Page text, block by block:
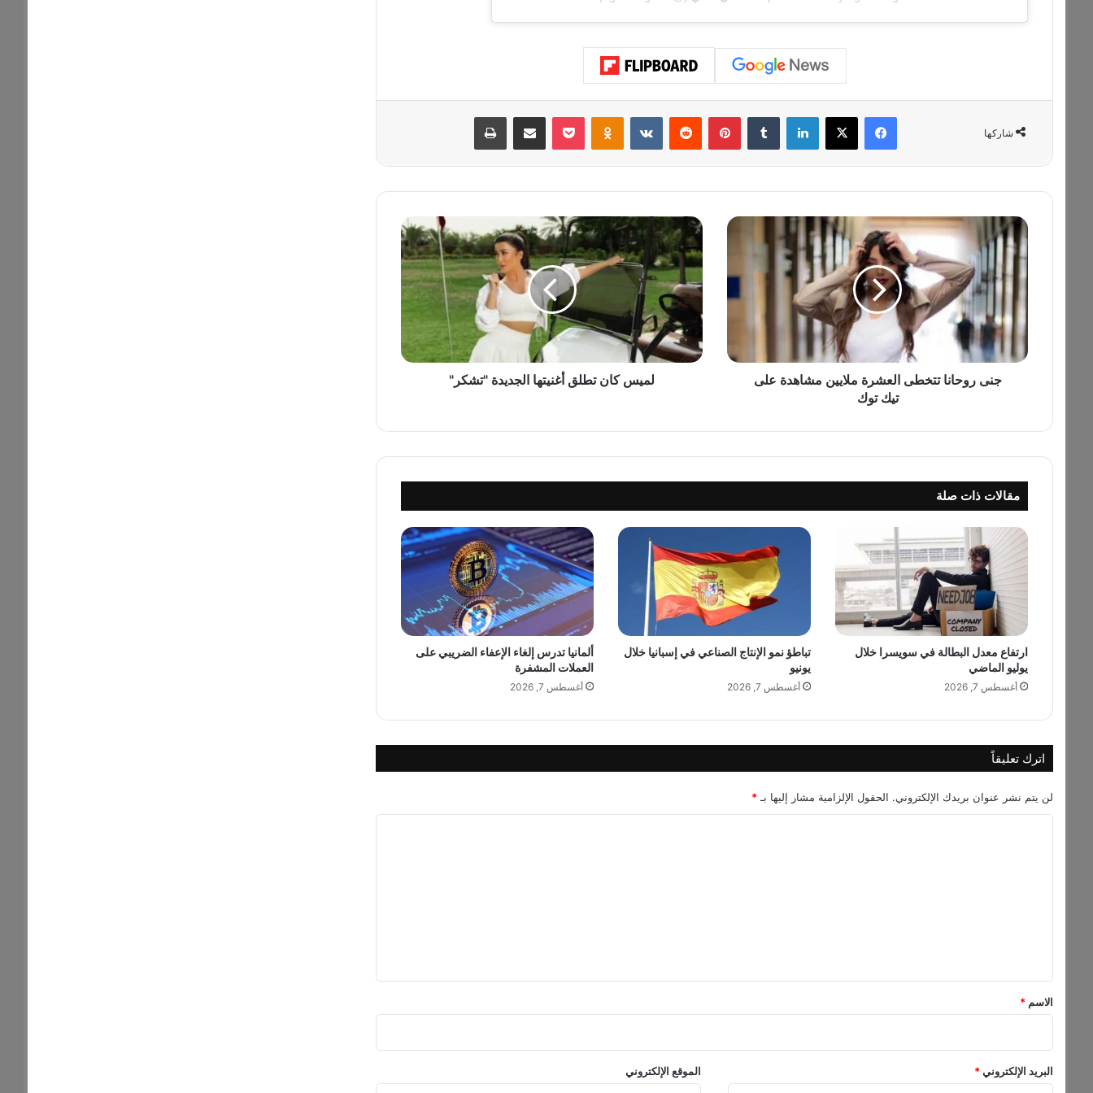
شاركها
فيسبوك ‫X لينكدإن ‏Tumblr بينتيريست ‏Reddit
‏VKontakte
Odnoklassniki
‫Pocket مشاركة عبر البريد طباعة
ج
ن
ى
ر
ح
ا
ا
ط
ل
ش
ر
ة
م
ل
ا
ي
ن
م
ش
ه
ة
ع
ى
جنى روحانا تتخطى العشرة ملايين مشاهدة على
تيك توك
ل
م
ي
ك
ا
ن
ت
ط
غ
ت
ا
ل
ج
د
ي
د
ة
"
ر
لميس كان تطلق أغنيتها الجديدة "تشكر"
مقالات ذات صلة
ارتفاع معدل البطالة في سويسرا خلال
يوليو الماضي
أغسطس 7, 2026
تباطؤ نمو الإنتاج الصناعي في إسبانيا خلال
يونيو
أغسطس 7, 2026
ألمانيا تدرس إلغاء الإعفاء الضريبي على
العملات المشفرة
أغسطس 7, 2026
اترك تعليقاً
لن يتم نشر عنوان بريدك الإلكتروني. الحقول الإلزامية مشار إليها بـ *
*
الاسم *
البريد الإلكتروني* الموقع الإلكتروني